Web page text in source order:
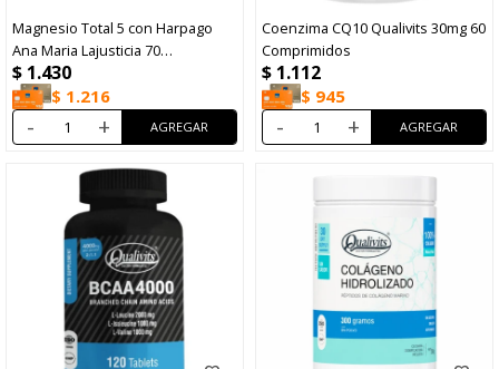
Magnesio Total 5 con Harpago
Ana Maria Lajusticia 70
Comprimidos
$ 1.430
$ 1.216
- +
Coenzima CQ10 Qualivits 30mg 60
Comprimidos
$ 1.112
$ 945
- +